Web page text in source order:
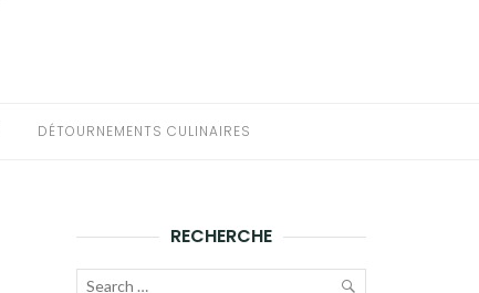
DÉTOURNEMENTS CULINAIRES
RECHERCHE
Recherche